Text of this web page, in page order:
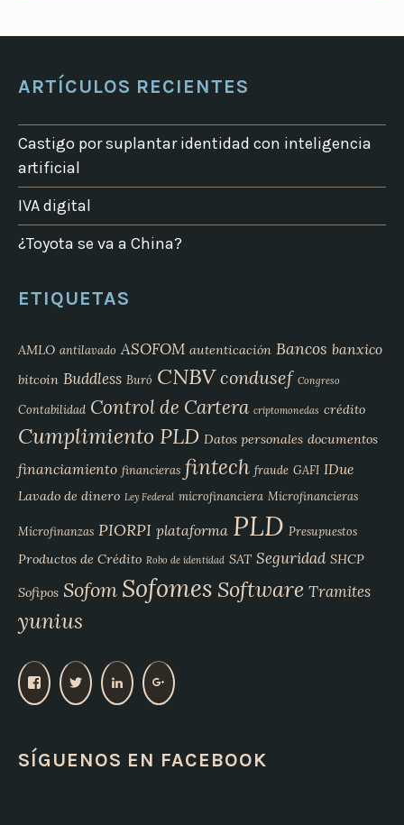
ARTÍCULOS RECIENTES
Castigo por suplantar identidad con inteligencia
artificial
IVA digital
¿Toyota se va a China?
ETIQUETAS
AMLO antilavado ASOFOM autenticación Bancos banxico
bitcoin Buddless Buró CNBVcondusef Congreso
Contabilidad Control de Cartera criptomonedas crédito
Cumplimiento PLD Datos personales documentos
financiamiento financieras fintech fraude GAFI IDue
Lavado de dinero Ley Federal microfinanciera Microfinancieras
Microfinanzas PIORPI plataforma PLD Presupuestos
Productos de Crédito Robo de identidad SAT Seguridad SHCP
Sofipos Sofom Sofomes Software Tramites
yunius
V
p
e
V
e
V
e
V
SÍGUENOS EN FACEBOOK